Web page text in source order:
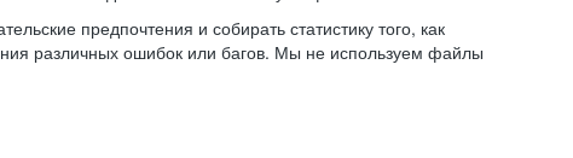
предпочтения и собирать статистику того, как
различных ошибок или багов. Мы не используем файлы